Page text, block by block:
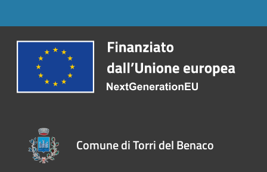
Comune di Torri del Benaco